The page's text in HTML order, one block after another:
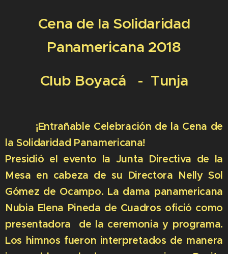
Cena de la Solidaridad
Panamericana 2018
Club Boyacá - Tunja
¡Entrañable Celebración de la Cena de
la Solidaridad Panamericana!
Presidió el evento la Junta Directiva de la
Mesa en cabeza de su Directora Nelly Sol
Gómez de Ocampo. La dama panamericana
Nubia Elena Pineda de Cuadros ofició como
presentadora de la ceremonia y programa.
Los himnos fueron interpretados de manera